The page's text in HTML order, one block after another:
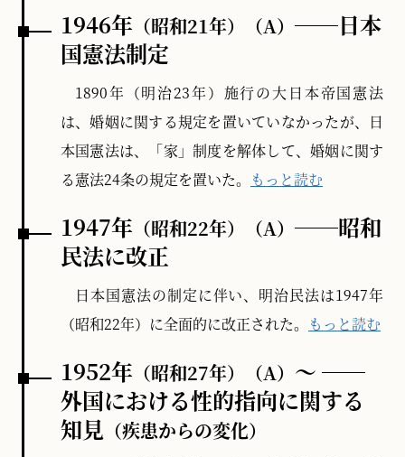
1946年 （昭和21年） （A） ──日本
国憲法制定
1890年（明治23年）施行の大日本帝国憲法
は、婚姻に関する規定を置いていなかったが、日
本国憲法は、「家」制度を解体して、婚姻に関す
る憲法24条の規定を置いた。 もっと読む
1947年 （昭和22年） （A） ──昭和
民法に改正
日本国憲法の制定に伴い、明治民法は1947年
（昭和22年）に全面的に改正された。 もっと読む
1952年 （昭和27年） （A） ～ ──
外国における性的指向に関する
知見 （疾患からの変化）